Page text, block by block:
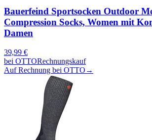
Bauerfeind Sportsocken Outdoor
Compression Socks, Women mit
Damen
39,99 €
bei OTTORechnungskauf
Auf Rechnung bei OTTO →